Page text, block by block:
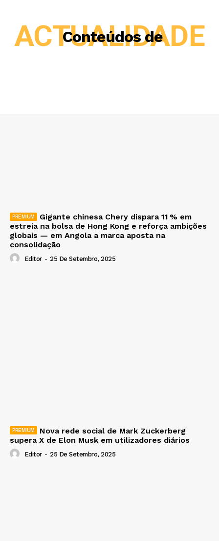
Conteúdos de
ACTUALIDADE
Gigante chinesa Chery dispara 11 % em
estreia na bolsa de Hong Kong e reforça ambições
globais — em Angola a marca aposta na
consolidação
Editor - 25 De Setembro, 2025
Nova rede social de Mark Zuckerberg
supera X de Elon Musk em utilizadores diários
Editor - 25 De Setembro, 2025